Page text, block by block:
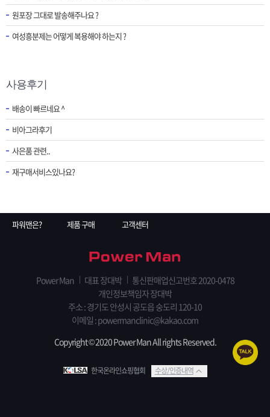
원포장 그대로 발송해주나요 ?
여성흥분제는 어떻게 복용해야 하는지 ?
사용후기
배송이 빠르네요 ^
비아그라후기
사은품 관련..
재구매서비스있나요?
파워맨은? 제품 구매 고객센터
Power Man 대표 장대박
통신판매업신고번호 2020-0478
개인정보책임자 장대박
주소 : 경기도 안성시 공도읍 숭도리 120-10
이메일 : powermanclinic@kakao.com
Copyright © 2020 Power Man All rights Reserved.
한국온라인쇼핑협회 수상/인증내역